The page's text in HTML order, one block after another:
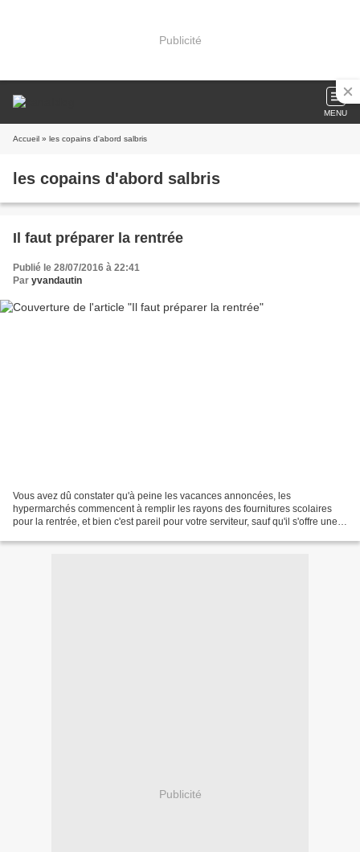
Publicité
MENU
Accueil » les copains d'abord salbris
les copains d'abord salbris
Il faut préparer la rentrée
Publié le 28/07/2016 à 22:41
Par yvandautin
Vous avez dû constater qu'à peine les vacances annoncées, les
hypermarchés commencent à remplir les rayons des fournitures scolaires
pour la rentrée, et bien c'est pareil pour votre serviteur, sauf qu'il s'offre une
Publicité